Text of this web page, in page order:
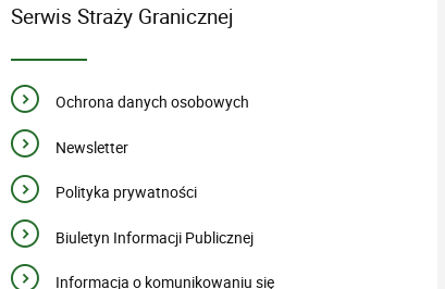
Serwis Straży Granicznej
Ochrona danych osobowych
Newsletter
Polityka prywatności
Biuletyn Informacji Publicznej
Informacja o komunikowaniu się